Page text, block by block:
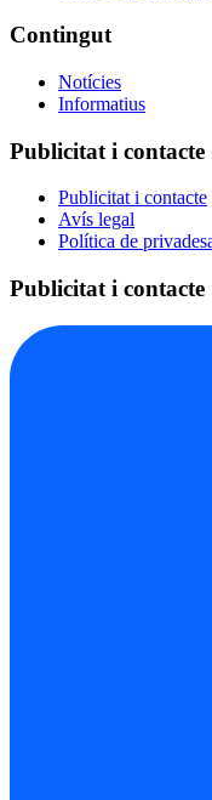
Contingut
Notícies
Informatius
Publicitat i contacte
Publicitat i contacte
Avís legal
Política de
Publicitat i contacte